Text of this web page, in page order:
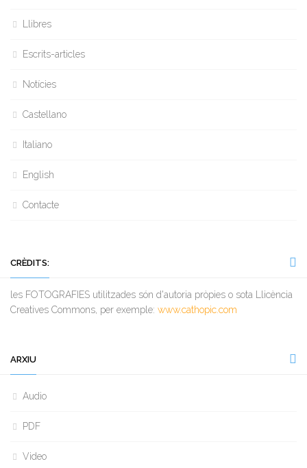
Llibres
Escrits-articles
Notícies
Castellano
Italiano
English
Contacte
CRÈDITS:
les FOTOGRAFIES utilitzades són d'autoria pròpies o sota Llicència
Creatives Commons, per exemple: www.cathopic.com
ARXIU
Audio
PDF
Video